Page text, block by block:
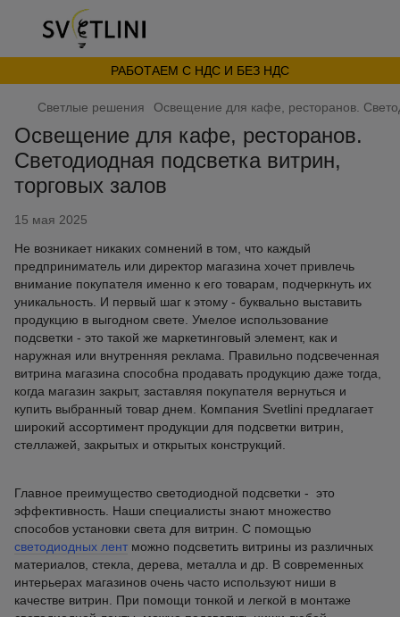
РАБОТАЕМ С НДС И БЕЗ НДС
Светлые решения Освещение для кафе, ресторанов.
Освещение для кафе, ресторанов.
Светодиодная подсветка витрин,
торговых залов
15 мая 2025
Не возникает никаких сомнений в том, что каждый
предприниматель или директор магазина хочет привлечь
внимание покупателя именно к его товарам, подчеркнуть их
уникальность. И первый шаг к этому - буквально выставить
продукцию в выгодном свете. Умелое использование
подсветки - это такой же маркетинговый элемент, как и
наружная или внутренняя реклама. Правильно подсвеченная
витрина магазина способна продавать продукцию даже тогда,
когда магазин закрыт, заставляя покупателя вернуться и
купить выбранный товар днем. Компания Svetlini предлагает
широкий ассортимент продукции для подсветки витрин,
стеллажей, закрытых и открытых конструкций.
Главное преимущество светодиодной подсветки - это
эффективность. Наши специалисты знают множество
способов установки света для витрин. С помощью
светодиодных лент можно подсветить витрины из различных
материалов, стекла, дерева, металла и др. В современных
интерьерах магазинов очень часто используют ниши в
качестве витрин. При помощи тонкой и легкой в монтаже